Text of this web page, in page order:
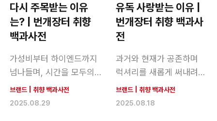
다시 주목받는 이유
는? | 번개장터 취향
백과사전
가성비부터 하이엔드까지
넘나들며, 시간을 모두의
전유물로 만든 브랜드
브랜드
취향 백과사전
2025.08.29
유독 사랑받는 이유 |
번개장터 취향 백과사
전
과거와 현재가 공존하며
럭셔리를 새롭게 써내려가
는 패션 하우스
브랜드
취향 백과사전
2025.08.18